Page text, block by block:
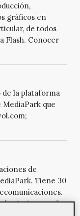
gráficos en
de todos
Flash. Conocer
de la plataforma
que
de
Tiene 30
y 1 año y medio